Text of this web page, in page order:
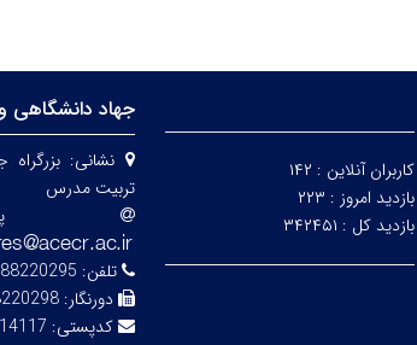
کاربران آنلاین : ۱۴۲
بازدید امروز : ۲۲۳
بازدید کل : ۳۴۲۴۵۱
جهاد
نشانی:
تربیت مدرس
تلفن: 88220295-7
دورنگار:
کدپستی: 13116